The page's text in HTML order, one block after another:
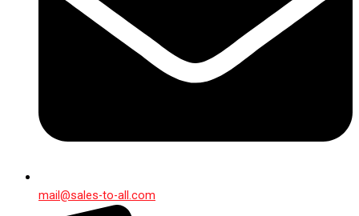
mail@sales-to-all.com